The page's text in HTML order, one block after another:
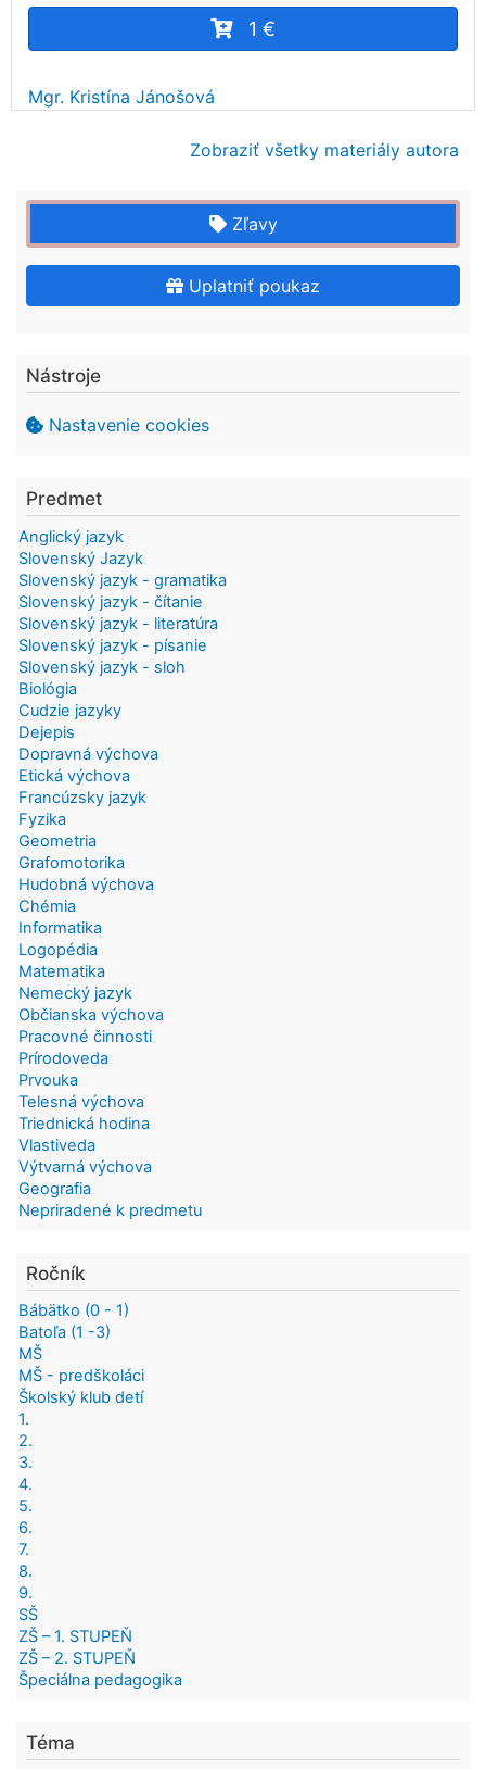
1 €
Mgr. Kristína Jánošová
Zobraziť všetky materiály autora
Zľavy
Uplatniť poukaz
Nástroje
Nastavenie cookies
Predmet
Anglický jazyk
Slovenský Jazyk
Slovenský jazyk - gramatika
Slovenský jazyk - čítanie
Slovenský jazyk - literatúra
Slovenský jazyk - písanie
Slovenský jazyk - sloh
Biológia
Cudzie jazyky
Dejepis
Dopravná výchova
Etická výchova
Francúzsky jazyk
Fyzika
Geometria
Grafomotorika
Hudobná výchova
Chémia
Informatika
Logopédia
Matematika
Nemecký jazyk
Občianska výchova
Pracovné činnosti
Prírodoveda
Prvouka
Telesná výchova
Triednická hodina
Vlastiveda
Výtvarná výchova
Geografia
Nepriradené k predmetu
Ročník
Bábätko (0 - 1)
Batoľa (1 -3)
MŠ
MŠ - predškoláci
Školský klub detí
1.
2.
3.
4.
5.
6.
7.
8.
9.
SŠ
ZŠ – 1. STUPEŇ
ZŠ – 2. STUPEŇ
Špeciálna pedagogika
Téma